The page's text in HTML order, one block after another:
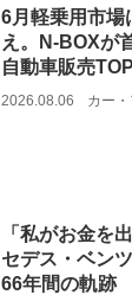
6月軽乗用市場
え。N-BOXが
自動車販売
2026.08.06 カー
「私がお金を
セデス・ベン
66年間の軌跡